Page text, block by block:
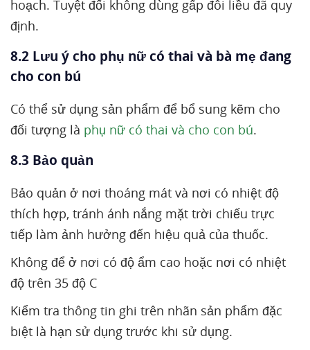
hoạch. Tuyệt đối không dùng gấp đôi liều đã quy
định.
8.2 Lưu ý cho phụ nữ có thai và bà mẹ đang
cho con bú
Có thể sử dụng sản phẩm để bổ sung kẽm cho
đối tượng là phụ nữ có thai và cho con bú.
8.3 Bảo quản
Bảo quản ở nơi thoáng mát và nơi có nhiệt độ
thích hợp, tránh ánh nắng mặt trời chiếu trực
tiếp làm ảnh hưởng đến hiệu quả của thuốc.
Không để ở nơi có độ ẩm cao hoặc nơi có nhiệt
độ trên 35 độ C
Kiểm tra thông tin ghi trên nhãn sản phẩm đặc
biệt là hạn sử dụng trước khi sử dụng.